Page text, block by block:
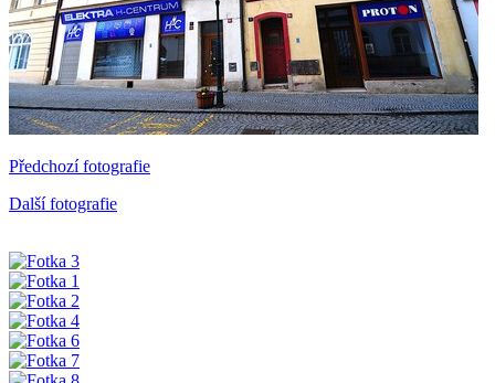
Předchozí fotografie
Další fotografie